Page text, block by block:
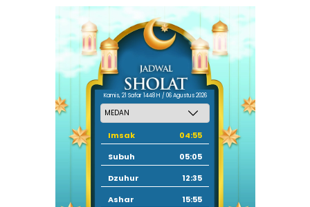
Kamis, 21 Safar 1448 H / 06 Agustus 2026
Imsak
04:55
Subuh
05:05
Dzuhur
12:35
Ashar
15:55